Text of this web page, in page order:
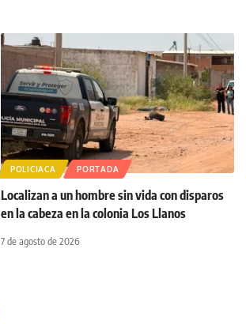
POLICIACA PORTADA
Localizan a un hombre sin vida con disparos
en la cabeza en la colonia Los Llanos
7 de agosto de 2026